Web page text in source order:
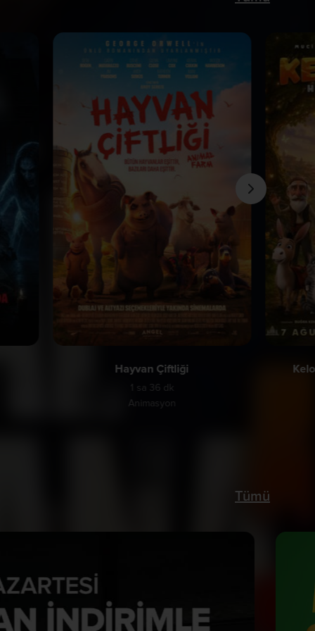
Hayvan Çiftliği
1 sa 36 dk
Animasyon
Tümü